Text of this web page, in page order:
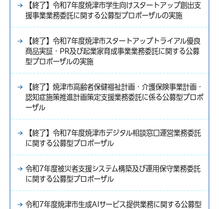
【終了】令和7年度焼津市学生向けスタートアップ創出支
援事業業務委託に関する公募型プロポーザルの実施
【終了】令和7年度焼津市スタートアップトライアル優良
商品実証・PR及び起業家育成事業業務委託に関する公募
型プロポーザルの実施
【終了】焼津市高齢者保健福祉計画・介護保険事業計画・
認知症施策推進計画策定支援業務委託に係る公募型プロポ
ーザル
【終了】令和7年度焼津市デジタル相談窓口運営業務委託
に関する公募型プロポーザル
令和7年度被災者支援システム構築及び運用保守業務委託
に関する公募型プロポーザル
令和7年度焼津市生成AIサービス提供業務に関する公募型